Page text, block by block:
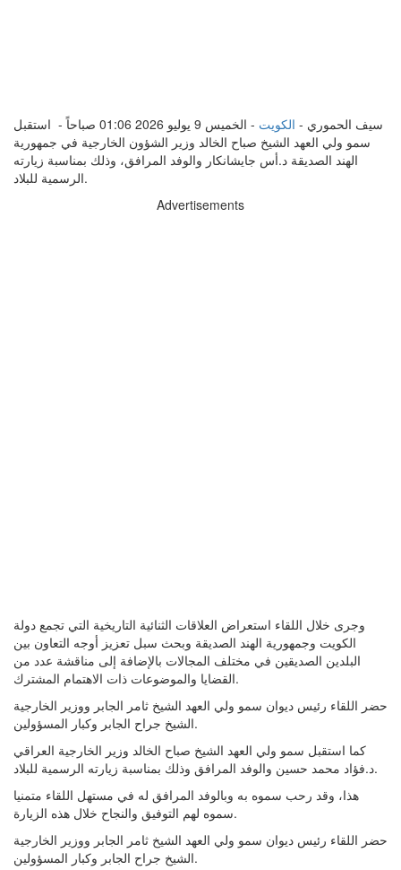
سيف الحموري - الكويت
- الخميس 9 يوليو 2026 01:06 صباحاً - استقبل
سمو ولي العهد الشيخ صباح الخالد وزير الشؤون الخارجية في جمهورية
الهند الصديقة د.أس جايشانكار والوفد المرافق، وذلك بمناسبة زيارته
الرسمية للبلاد.
Advertisements
وجرى خلال اللقاء استعراض العلاقات الثنائية التاريخية التي تجمع دولة
الكويت وجمهورية الهند الصديقة وبحث سبل تعزيز أوجه التعاون بين
البلدين الصديقين في مختلف المجالات بالإضافة إلى مناقشة عدد من
القضايا والموضوعات ذات الاهتمام المشترك.
حضر اللقاء رئيس ديوان سمو ولي العهد الشيخ ثامر الجابر ووزير الخارجية
الشيخ جراح الجابر وكبار المسؤولين.
كما استقبل سمو ولي العهد الشيخ صباح الخالد وزير الخارجية العراقي
د.فؤاد محمد حسين والوفد المرافق وذلك بمناسبة زيارته الرسمية للبلاد.
هذا، وقد رحب سموه به وبالوفد المرافق له في مستهل اللقاء متمنيا
سموه لهم التوفيق والنجاح خلال هذه الزيارة.
حضر اللقاء رئيس ديوان سمو ولي العهد الشيخ ثامر الجابر ووزير الخارجية
الشيخ جراح الجابر وكبار المسؤولين.